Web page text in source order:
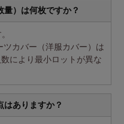
）は何枚ですか？
カバー（洋服カバー）は
により最小ロットが異な
はありますか？